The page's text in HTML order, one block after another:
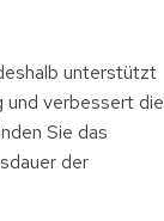
unterstützt
und verbessert die
Sie das
der